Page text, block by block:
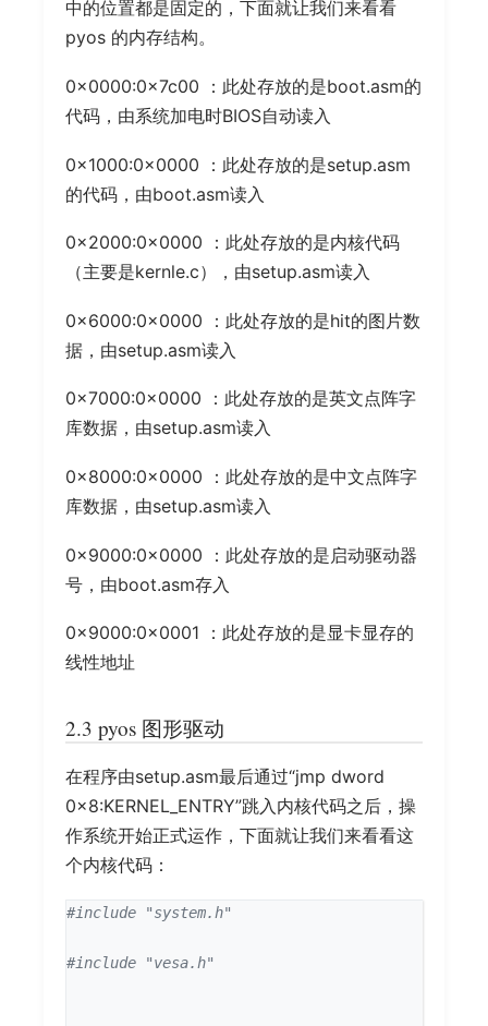
中的位置都是固定的，下面就让我们来看看
pyos 的内存结构。
0x0000:0x7c00 ：此处存放的是boot.asm的
代码，由系统加电时BIOS自动读入
0x1000:0x0000 ：此处存放的是setup.asm
的代码，由boot.asm读入
0x2000:0x0000 ：此处存放的是内核代码
（主要是kernle.c），由setup.asm读入
0x6000:0x0000 ：此处存放的是hit的图片数
据，由setup.asm读入
0x7000:0x0000 ：此处存放的是英文点阵字
库数据，由setup.asm读入
0x8000:0x0000 ：此处存放的是中文点阵字
库数据，由setup.asm读入
0x9000:0x0000 ：此处存放的是启动驱动器
号，由boot.asm存入
0x9000:0x0001 ：此处存放的是显卡显存的
线性地址
2.3 pyos 图形驱动
在程序由setup.asm最后通过“jmp dword
0x8:KERNEL_ENTRY”跳入内核代码之后，操
作系统开始正式运作，下面就让我们来看看这
个内核代码：
#include "system.h"
#include "vesa.h"